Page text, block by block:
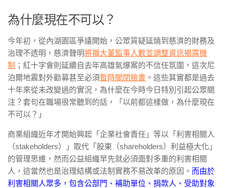
為什麼現在不可以？
今年初，從內湖園區爭議開始，公眾質疑延燒到慈濟的財務及
治理不透明，慈濟聲明將擴大董監事人數並調整資訊揭露機
制 ；紅十字會則延續自去年高雄氣爆案的不信任氛圍，這次尼
泊爾地震對外勸募甚至必須暫時關閉臉書 。這些其實都是過去
十年來從未改變過的實況，為什麼在今時今日特別引起公眾關
注？套句在職場很常聽到的話，「以前都這樣做，為什麼現在
不可以？」
商業組織近年才開始興起「企業社會責任」等以「利害相關人
（stakeholders）」取代「股東（shareholders）利益極大化」
的管理思維，然而公益組織早先就必須面對多重的利害相關
人，這當然也是治理結構或法制實務不易改革的原因。 而由於
利害相關人眾多，包含公部門、補助單位、捐款人、受助對象